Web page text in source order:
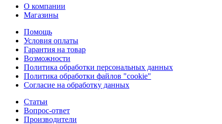
О компании
Магазины
Помощь
Условия оплаты
Гарантия на товар
Возможности
Политика обработки персональных данных
Политика обработки файлов "cookie"
Согласие на обработку данных
Статьи
Вопрос-ответ
Производители